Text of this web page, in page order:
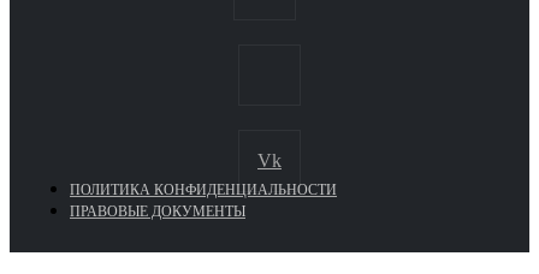
Vk
ПОЛИТИКА КОНФИДЕНЦИАЛЬНОСТИ
ПРАВОВЫЕ ДОКУМЕНТЫ